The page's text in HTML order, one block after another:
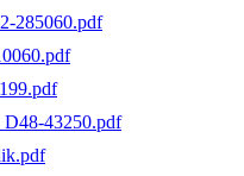
285060.pdf
43250.pdf